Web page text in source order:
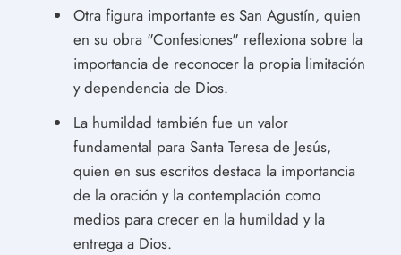
Otra figura importante es San Agustín, quien
en su obra "Confesiones" reflexiona sobre la
importancia de reconocer la propia limitación
y dependencia de Dios.
La humildad también fue un valor
fundamental para Santa Teresa de Jesús,
quien en sus escritos destaca la importancia
de la oración y la contemplación como
medios para crecer en la humildad y la
entrega a Dios.